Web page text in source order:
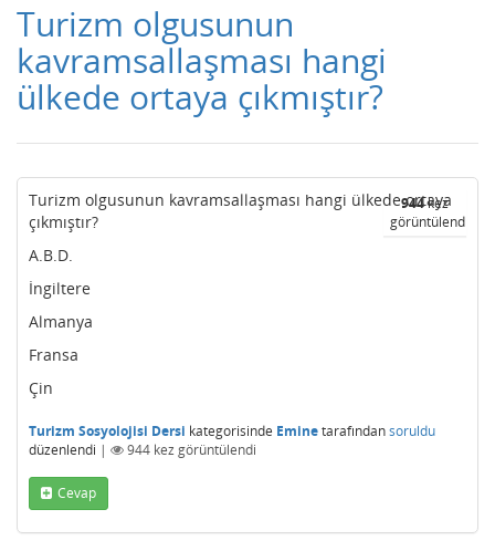
Turizm olgusunun
kavramsallaşması hangi
ülkede ortaya çıkmıştır?
944kez
görüntülendi
Turizm olgusunun kavramsallaşması hangi ülkede ortaya
çıkmıştır?
A.B.D.
İngiltere
Almanya
Fransa
Çin
Turizm Sosyolojisi Dersi kategorisinde Eminetarafındansoruldu
düzenlendi | 944 kez görüntülendi
Cevap